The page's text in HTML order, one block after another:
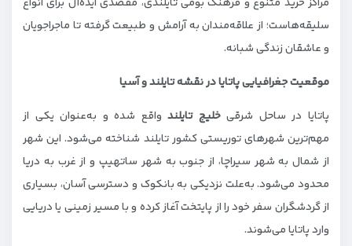
سلیقه‌هاست؛ از علاقه‌مندان به آرامش و طبیعت گرفته تا ماجراجویان
و عاشقان زندگی شبانه.
موقعیت جغرافیایی پاتایا در نقشه تایلند و آسیا
پاتایا در ساحل شرقیخلیج تایلندواقع شده و به‌عنوان یکی از
مهم‌ترین شهرهای توریستی کشور تایلند شناخته می‌شود. این شهر
از شمال به شهر سیراچا، از جنوب به شهر ساتهیپ و از غرب به دریا
محدود می‌شود. به‌علت نزدیکی به بانکوک و دسترسی آسان، بسیاری
از گردشگران سفر خود را از پایتخت آغاز کرده و با مسیر زمینی یا دریایی
وارد پاتایا می‌شوند.